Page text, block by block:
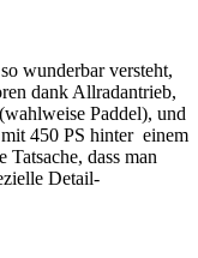
wunderbar versteht,
dank Allradantrieb,
Paddel), und
450 PS hinter einem
Tatsache, dass man
Detail-